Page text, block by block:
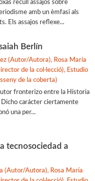
recull assajos sobre
amb un èmfasi als
Els assajos reflexe...
Berlín
(Autor/Autora), Rosa María
de la col·lecció), Estudio
de la coberta)
fronterizo entre la Historia
Dicho carácter ciertamente
una per...
tecnosociedad a
(Autor/Autora), Rosa María